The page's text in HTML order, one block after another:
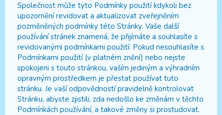
Společnost může tyto Podmínky použití kdykoli bez
upozornění revidovat a aktualizovat zveřejněním
pozměněných podmínky této Stránky. Vaše další
používání stránek znamená, že přijímáte a souhlasíte s
revidovanými podmínkami použití. Pokud nesouhlasíte s
Podmínkami použití (v platném znění) nebo nejste
spokojeni s touto stránkou, vaším jediným a výhradním
opravným prostředkem je přestat používat tuto
stránku. Je vaší odpovědností pravidelně kontrolovat
Stránku, abyste zjistili, zda nedošlo ke změnám v těchto
Podmínkách používání, a takové změny si prostudovat.